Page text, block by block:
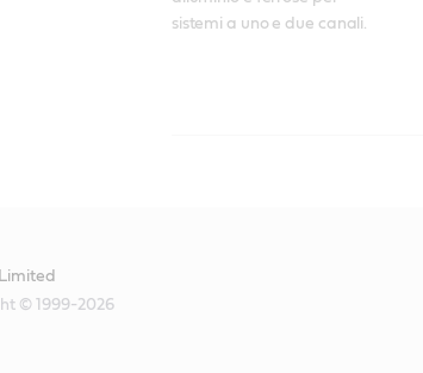
sistemi a uno e due canali.
© 1999-2026